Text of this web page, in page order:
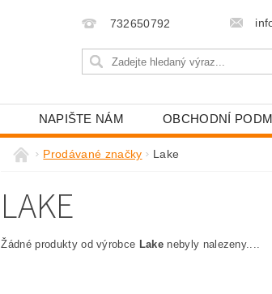
732650792
NAPIŠTE NÁM OBCHODNÍ
Prodávané značky Lake
LAKE
Žádné produkty od výrobce Lake nebyly nalezeny....